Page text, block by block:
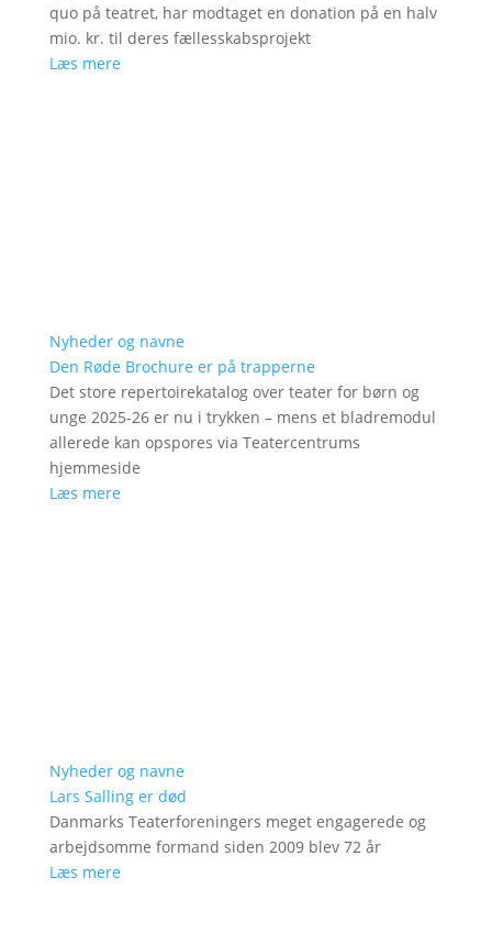
quo på teatret, har modtaget en donation på en halv
mio. kr. til deres fællesskabsprojekt
Læs mere
Nyheder og navne
Den Røde Brochure er på trapperne
Det store repertoirekatalog over teater for børn og
unge 2025-26 er nu i trykken – mens et bladremodul
allerede kan opspores via Teatercentrums
hjemmeside
Læs mere
Nyheder og navne
Lars Salling er død
Danmarks Teaterforeningers meget engagerede og
arbejdsomme formand siden 2009 blev 72 år
Læs mere